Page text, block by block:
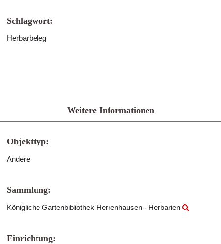
Schlagwort:
Herbarbeleg
Weitere Informationen
Objekttyp:
Andere
Sammlung:
Königliche Gartenbibliothek Herrenhausen - Herbarien
Einrichtung: